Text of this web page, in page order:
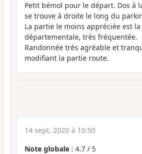
Petit bémol pour le départ. Dos à
se trouve à droite le long du
La partie le moins appréciée est
départementale, très fréquentée.
Randonnée très agréable et
modifiant la partie route.
14 sept. 2020 à 10:50
Note globale : 4.7 / 5